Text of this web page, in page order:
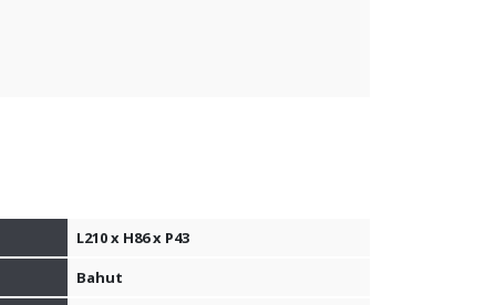
L210 x H86 x P43
Bahut